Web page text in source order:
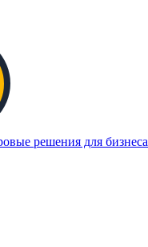
решения для бизнеса